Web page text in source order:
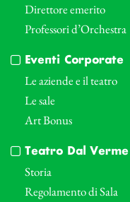
Direttore emerito
Professori d’Orchestra
Eventi Corporate
Le aziende e il teatro
Le sale
Art Bonus
Teatro Dal Verme
Storia
Regolamento di Sala